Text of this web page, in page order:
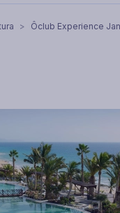
> Ôclub Experience